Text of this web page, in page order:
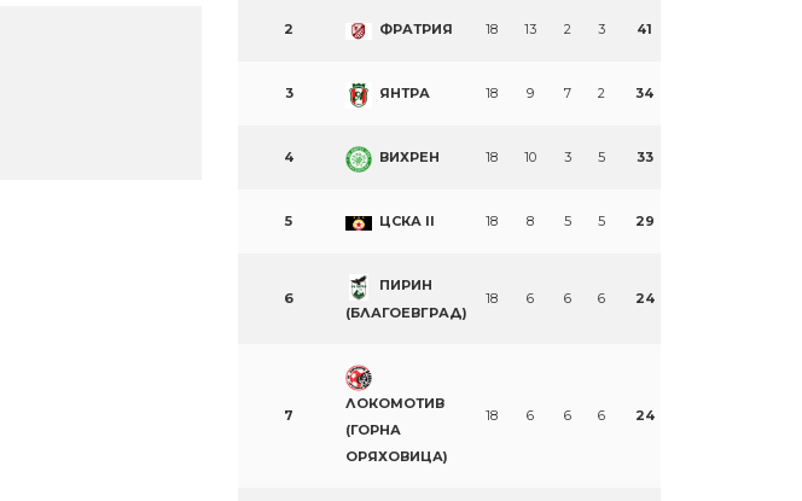
2 ФРАТРИЯ 18 13 2 3 41
3 ЯНТРА 18 9 7 2 34
4 ВИХРЕН 18 10 3 5 33
5 ЦСКА II 18 8 5 5 29
6
ПИРИН
(БЛАГОЕВГРАД)
18 6 6 6 24
7
ЛОКОМОТИВ
(ГОРНА
ОРЯХОВИЦА)
18 6 6 6 24